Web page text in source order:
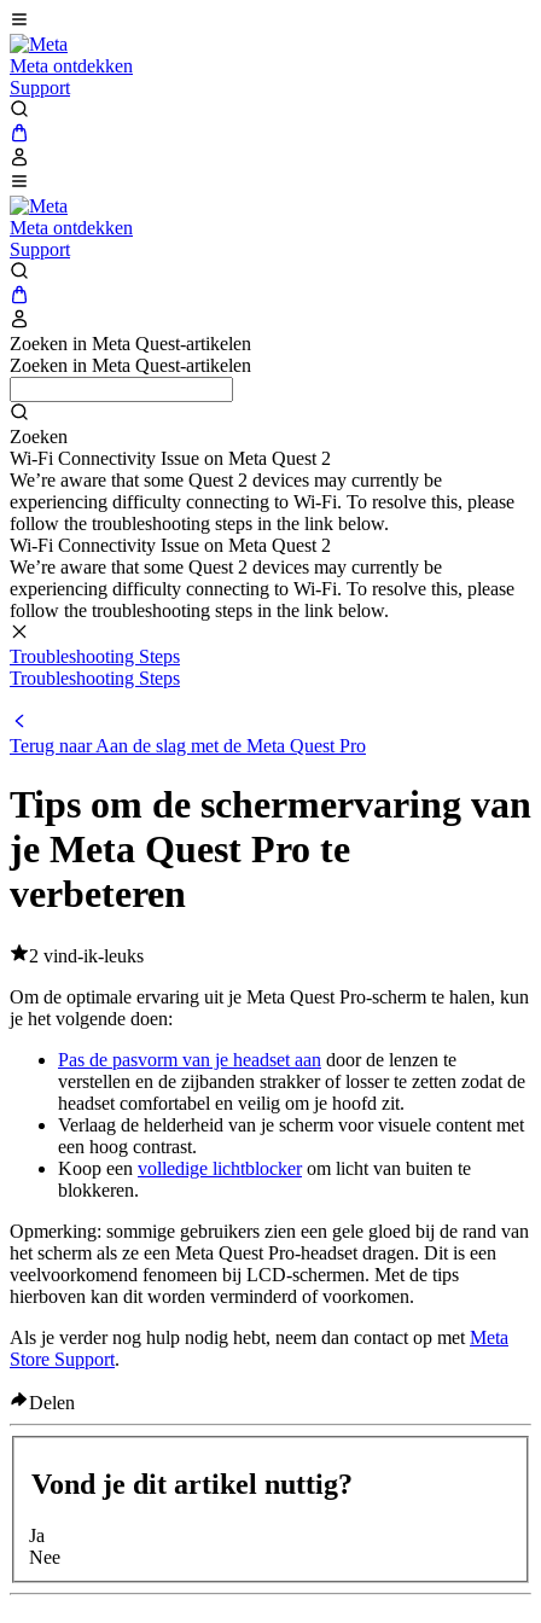
Meta ontdekken
Support
Meta ontdekken
Support
Zoeken in Meta Quest-artikelen
Zoeken in Meta Quest-artikelen
Zoeken
Wi-Fi Connectivity Issue on Meta Quest 2
We’re aware that some Quest 2 devices may currently be
experiencing difficulty connecting to Wi-Fi. To resolve this, please
follow the troubleshooting steps in the link below.
Wi-Fi Connectivity Issue on Meta Quest 2
We’re aware that some Quest 2 devices may currently be
experiencing difficulty connecting to Wi-Fi. To resolve this, please
follow the troubleshooting steps in the link below.
Troubleshooting Steps
Troubleshooting Steps
Terug naar Aan de slag met de Meta Quest Pro
Tips om de schermervaring van
je Meta Quest Pro te
verbeteren
2 vind-ik-leuks
Om de optimale ervaring uit je Meta Quest Pro-scherm te halen, kun
je het volgende doen:
Pas de pasvorm van je headset aan door de lenzen te
verstellen en de zijbanden strakker of losser te zetten zodat de
headset comfortabel en veilig om je hoofd zit.
Verlaag de helderheid van je scherm voor visuele content met
een hoog contrast.
Koop een volledige lichtblockerom licht van buiten te
blokkeren.
Opmerking: sommige gebruikers zien een gele gloed bij de rand van
het scherm als ze een Meta Quest Pro-headset dragen. Dit is een
veelvoorkomend fenomeen bij LCD-schermen. Met de tips
hierboven kan dit worden verminderd of voorkomen.
Als je verder nog hulp nodig hebt, neem dan contact op met Meta
Store Support.
Delen
Vond je dit artikel nuttig?
Ja
Nee